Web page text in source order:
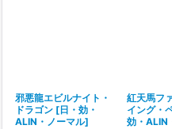
邪悪龍エビルナイト・
ドラゴン [日・効・
ALIN・ノーマル]
紅天馬フ
イング・
効・ALIN